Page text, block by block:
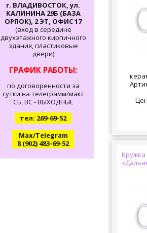
г. ВЛАДИВОСТОК, ул.
КАЛИНИНА 29Б (БАЗА
ОРПОК), 2 ЭТ, ОФИС 17
(вход в середине
двухэтажного кирпичного
здания, пластиковые
двери)
ГРАФИК РАБОТЫ:
по договоренности за
сутки на телеграмм/макс
СБ, ВС - ВЫХОДНЫЕ
тел: 269-69-52
Max/Telegram
8 (902) 483-69-52